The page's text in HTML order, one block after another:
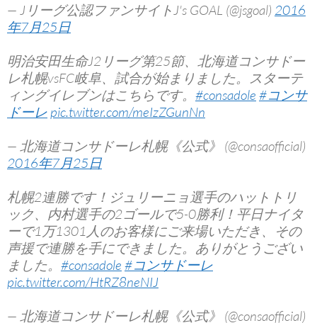
— Jリーグ公認ファンサイトJ's GOAL (@jsgoal) 2016
年7月25日
明治安田生命J2リーグ第25節、北海道コンサドー
レ札幌vsFC岐阜、試合が始まりました。スターテ
ィングイレブンはこちらです。 #consadole #コンサ
ドーレ pic.twitter.com/meIzZGunNn
— 北海道コンサドーレ札幌《公式》 (@consaofficial)
2016年7月25日
札幌2連勝です！ジュリーニョ選手のハットトリ
ック、内村選手の2ゴールで5-0勝利！平日ナイタ
ーで1万1301人のお客様にご来場いただき、その
声援で連勝を手にできました。ありがとうござい
ました。 #consadole #コンサドーレ
pic.twitter.com/HtRZ8neNIJ
— 北海道コンサドーレ札幌《公式》 (@consaofficial)